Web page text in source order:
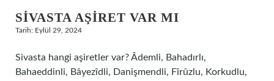
SIVASTA AŞIRET VAR MI
Tarih: Eylül 29, 2024
Sivasta hangi aşiretler var? Âdemli, Bahadırlı,
Bahaeddinli, Bâyezîdli, Danişmendli, Fîrûzlu, Korkudlu,